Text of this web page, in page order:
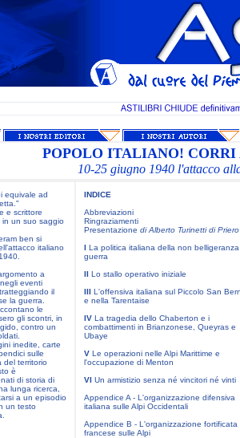
POPOLO ITALIANO!
10-25 giugno 1940 l'attacco
equivale ad
e scrittore
in un suo saggio
ben si
italiano
a
eventi
il
la guerra.
le
gli scontri, in
contro un
inedite, carte
sulle
del territorio
è
di storia di
lunga ricerca,
a un episodio
un testo
INDICE
Abbreviazioni
Ringraziamenti
Presentazione di Alberto Turinetti di Priero
I La politica italiana della non
guerra
II Lo stallo operativo iniziale
III L'offensiva italiana sul Piccolo San
e nella Tarentaise
IV La tragedia dello Chaberton e i
combattimenti in Brianzonese, Queyras e
Ubaye
V Le operazioni nelle Alpi Marittime e
l'occupazione di Menton
VI Un armistizio senza né vincitori né vinti
Appendice A - L'organizzazione difensiva
italiana sulle Alpi Occidentali
Appendice B - L'organizzazione fortificata
francese sulle Alpi